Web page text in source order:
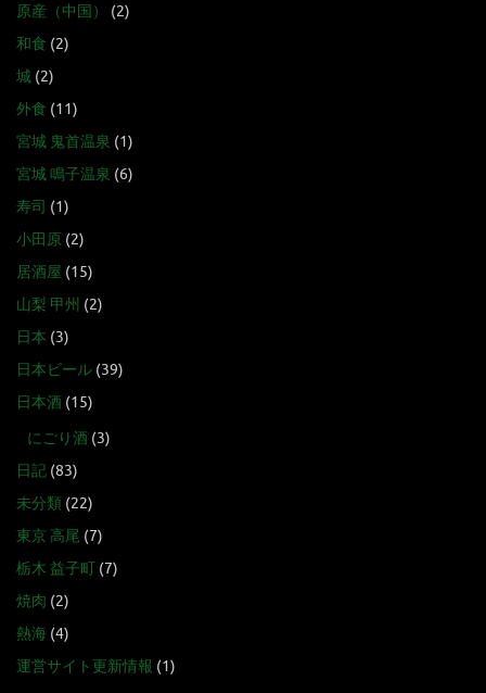
原産（中国）
(2)
和食 (2)
城 (2)
外食 (11)
宮城 鬼首温泉 (1)
宮城 鳴子温泉 (6)
寿司 (1)
小田原 (2)
居酒屋 (15)
山梨 甲州 (2)
日本 (3)
日本ビール (39)
日本酒 (15)
にごり酒 (3)
日記 (83)
未分類 (22)
東京 高尾 (7)
栃木 益子町 (7)
焼肉 (2)
熱海 (4)
運営サイト更新情報 (1)